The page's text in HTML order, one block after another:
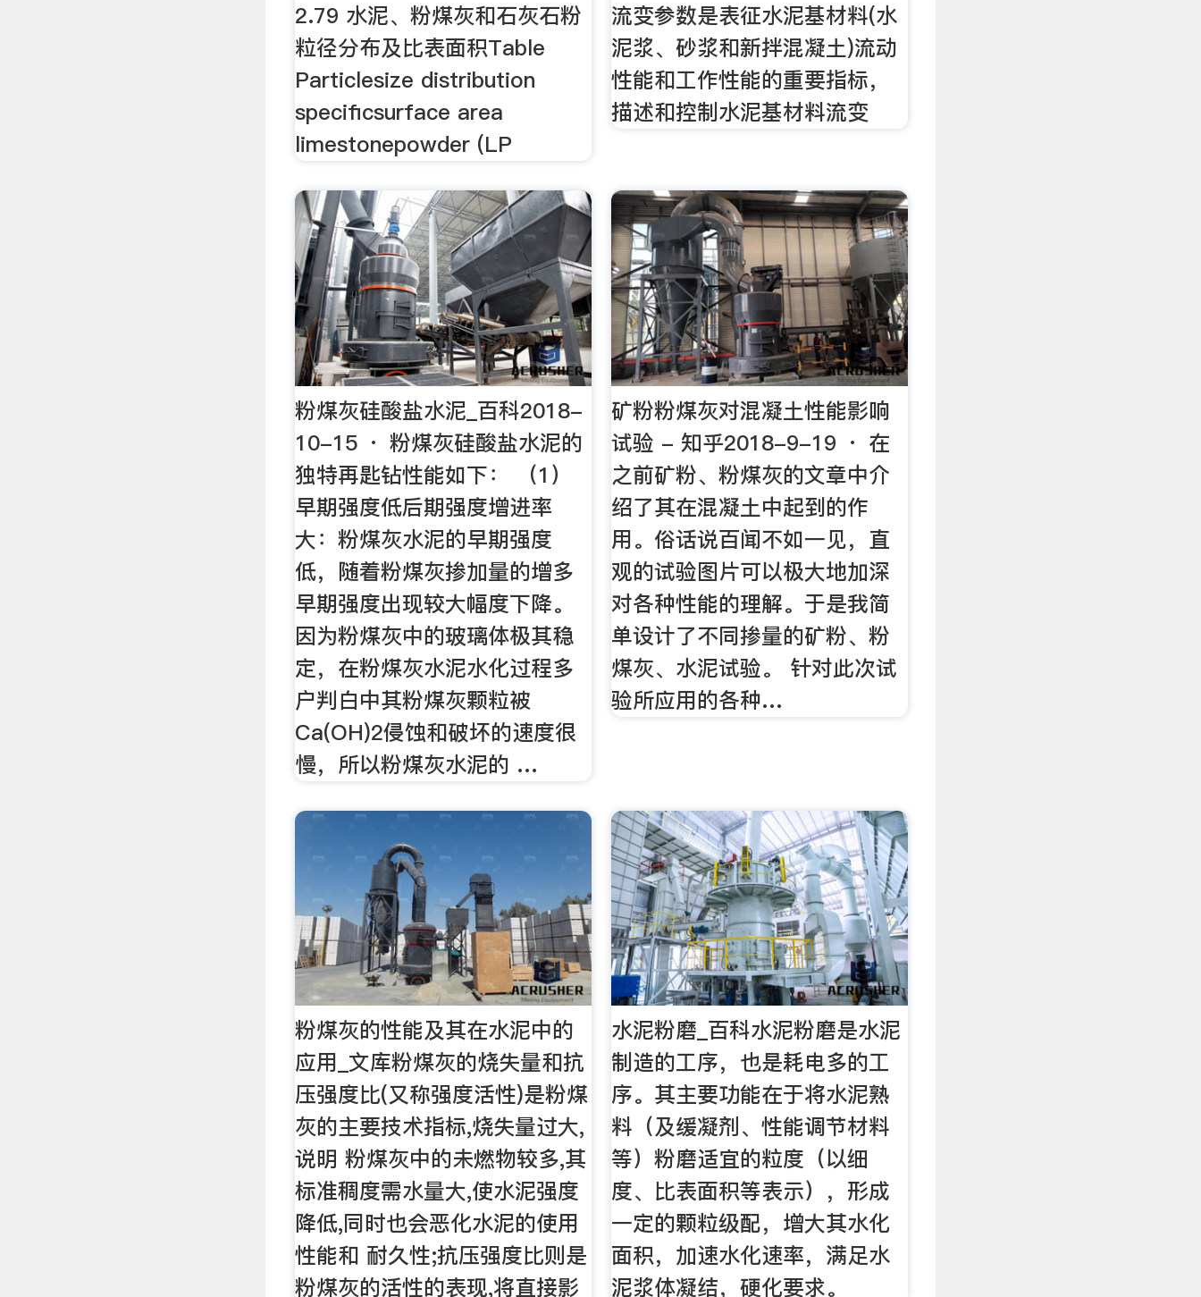
2.79 水泥、粉煤灰和石灰石粉
粒径分布及比表面积Table
Particlesize distribution
specificsurface area
limestonepowder (LP
流变参数是表征水泥基材料(水
泥浆、砂浆和新拌混凝土)流动
性能和工作性能的重要指标，
描述和控制水泥基材料流变
粉煤灰硅酸盐水泥_百科2018-
10-15 · 粉煤灰硅酸盐水泥的
独特再匙钻性能如下： （1）
早期强度低后期强度增进率
大：粉煤灰水泥的早期强度
低，随着粉煤灰掺加量的增多
早期强度出现较大幅度下降。
因为粉煤灰中的玻璃体极其稳
定，在粉煤灰水泥水化过程多
户判白中其粉煤灰颗粒被
Ca(OH)2侵蚀和破坏的速度很
慢，所以粉煤灰水泥的 …
矿粉粉煤灰对混凝土性能影响
试验 - 知乎2018-9-19 · 在
之前矿粉、粉煤灰的文章中介
绍了其在混凝土中起到的作
用。俗话说百闻不如一见，直
观的试验图片可以极大地加深
对各种性能的理解。于是我简
单设计了不同掺量的矿粉、粉
煤灰、水泥试验。 针对此次试
验所应用的各种…
粉煤灰的性能及其在水泥中的
应用_文库粉煤灰的烧失量和抗
压强度比(又称强度活性)是粉煤
灰的主要技术指标,烧失量过大,
说明 粉煤灰中的未燃物较多,其
标准稠度需水量大,使水泥强度
降低,同时也会恶化水泥的使用
性能和 耐久性;抗压强度比则是
粉煤灰的活性的表现,将直接影
水泥粉磨_百科水泥粉磨是水泥
制造的工序，也是耗电多的工
序。其主要功能在于将水泥熟
料（及缓凝剂、性能调节材料
等）粉磨适宜的粒度（以细
度、比表面积等表示），形成
一定的颗粒级配，增大其水化
面积，加速水化速率，满足水
泥浆体凝结，硬化要求。